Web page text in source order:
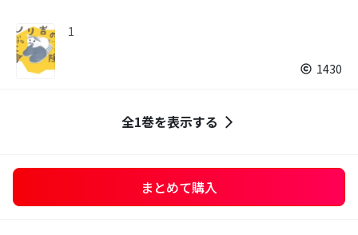
1
1430
全1巻を表示する
まとめて購入